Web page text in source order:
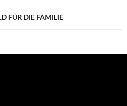
FÜR DIE FAMILIE